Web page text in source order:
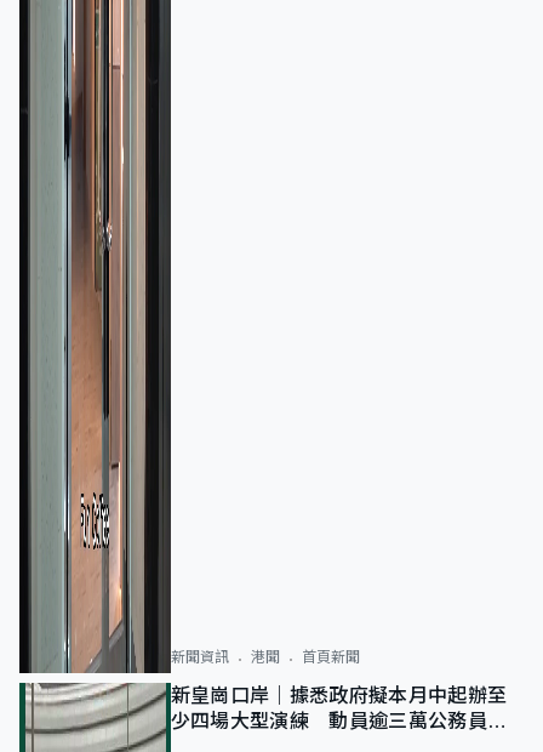
新聞資訊 港聞 首頁新聞
新皇崗口岸｜據悉政府擬本月中起辦至
少四場大型演練 動員逾三萬公務員人